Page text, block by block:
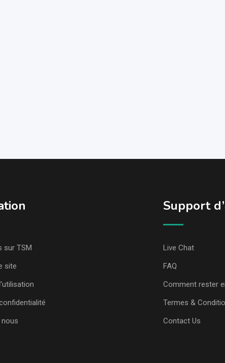
sur TSM
site
Support
Live Chat
FAQ
Comment rester
Termes &
Contact Us